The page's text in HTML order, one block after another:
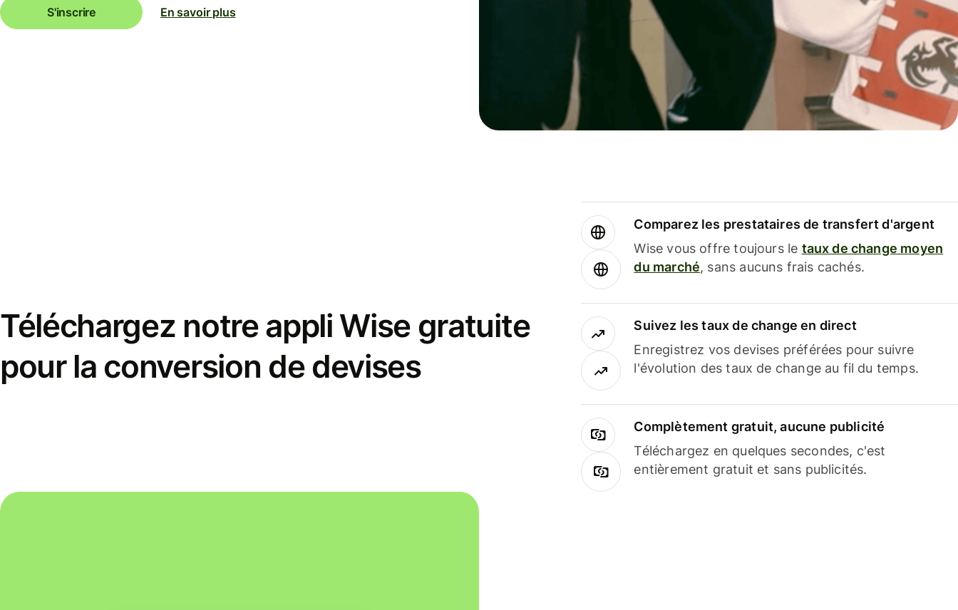
S'inscrire En savoir plus
Téléchargez notre appli Wise gratuite
pour la conversion de devises
Comparez les prestataires de transfert d'argent
Wise vous offre toujours le taux de change moyen
du marché, sans aucuns frais cachés.
Suivez les taux de change en direct
Enregistrez vos devises préférées pour suivre
l'évolution des taux de change au fil du temps.
Complètement gratuit, aucune publicité
Téléchargez en quelques secondes, c'est
entièrement gratuit et sans publicités.